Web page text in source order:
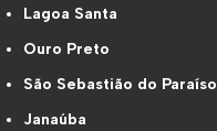
Lagoa Santa
Ouro Preto
São Sebastião do Paraíso
Janaúba